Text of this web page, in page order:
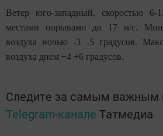
Ветер юго-западный, скоростью
местами порывами до 17 м/с.
воздуха ночью -3 -5 градусов.
воздуха днем +4 +6 градусов.
Следите за самым важным
Telegram-канале Татмедиа